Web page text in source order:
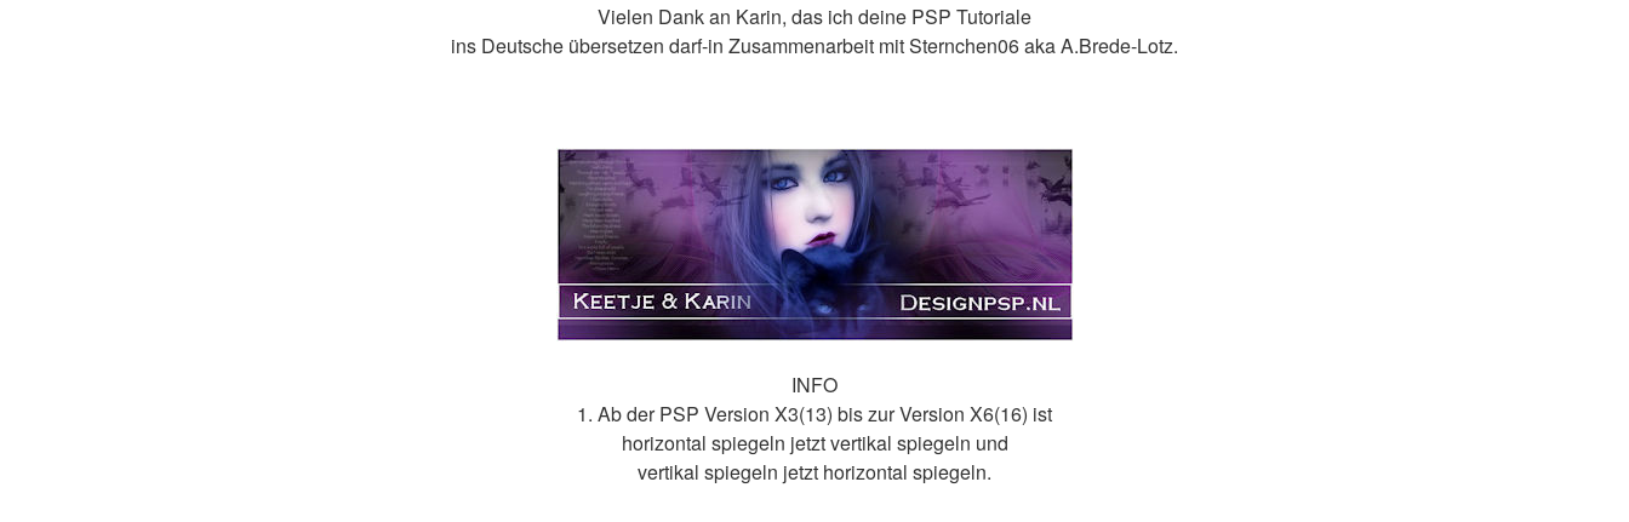
Vielen Dank an Karin, das ich deine PSP Tutoriale
ins Deutsche übersetzen darf-in Zusammenarbeit mit Sternchen06 aka A.Brede-Lotz.
INFO
1. Ab der PSP Version X3(13) bis zur Version X6(16) ist
horizontal spiegeln jetzt vertikal spiegeln und
vertikal spiegeln jetzt horizontal spiegeln.